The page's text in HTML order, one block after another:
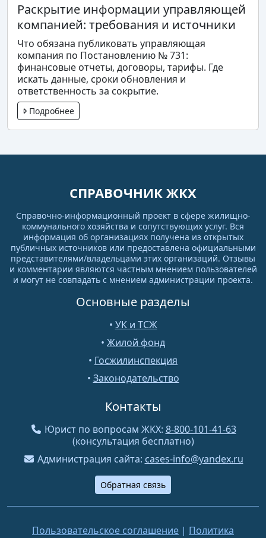
Раскрытие информации управляющей
компанией: требования и источники
Что обязана публиковать управляющая
компания по Постановлению № 731:
финансовые отчеты, договоры, тарифы. Где
искать данные, сроки обновления и
ответственность за сокрытие.
Подробнее
СПРАВОЧНИК ЖКХ
Справочно-информационный проект в сфере жилищно-
коммунального хозяйства и сопутствующих услуг. Вся
информация об организациях получена из открытых
публичных источников или предоставлена официальными
представителями/владельцами этих организаций. Отзывы
и комментарии являются частным мнением пользователей
и могут не совпадать с мнением администрации проекта.
Основные разделы
• УК и ТСЖ
• Жилой фонд
• Госжилинспекция
• Законодательство
Контакты
Юрист по вопросам ЖКХ: 8-800-101-41-63
(консультация бесплатно)
Администрация сайта: cases-info@yandex.ru
Обратная связь
Пользовательское соглашение | Политика